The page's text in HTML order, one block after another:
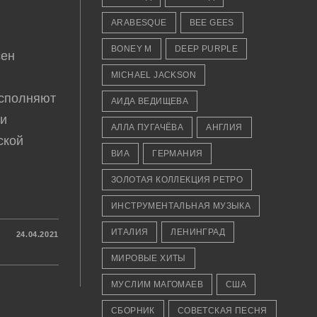
24.04.2021
ARABESQUE BEE GEES
BONEY M DEEP PURPLE
MICHAEL JACKSON
АИДА ВЕДИЩЕВА
АЛЛА ПУГАЧЁВА АНГЛИЯ
ВИА ГЕРМАНИЯ
ЗОЛОТАЯ КОЛЛЕКЦИЯ РЕТРО
ИНСТРУМЕНТАЛЬНАЯ МУЗЫКА
ИТАЛИЯ ЛЕНИНГРАД
МИРОВЫЕ ХИТЫ
МУСЛИМ МАГОМАЕВ США
СБОРНИК СОВЕТСКАЯ ПЕСНЯ